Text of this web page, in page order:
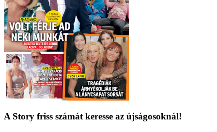
A Story friss számát keresse az újságosoknál!